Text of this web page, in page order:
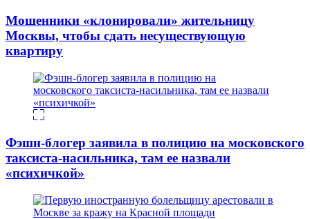
Мошенники «клонировали» жительницу
Москвы, чтобы сдать несуществующую
квартиру
Фэшн-блогер заявила в полицию на московского
таксиста-насильника, там ее назвали
«психичкой»